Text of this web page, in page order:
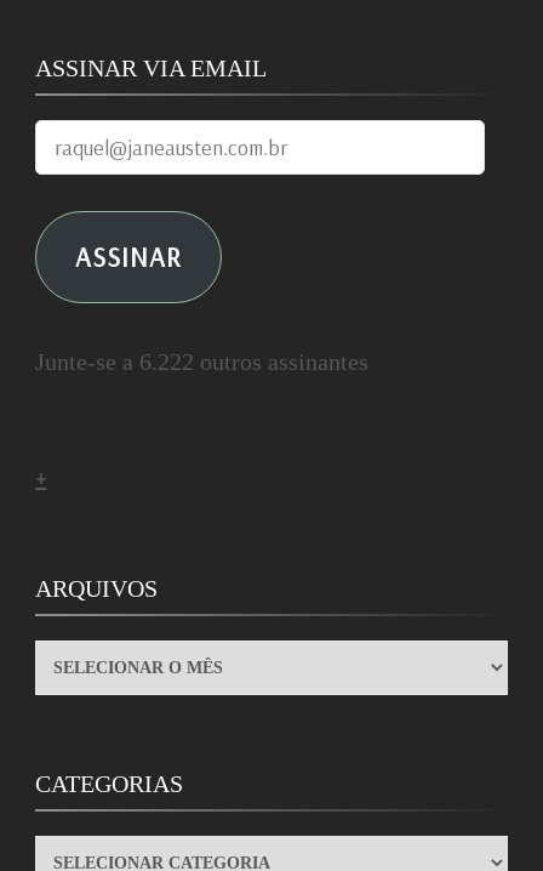
ASSINAR VIA EMAIL
raquel@janeausten.com.br
ASSINAR
Junte-se a 6.222 outros assinantes
+
ARQUIVOS
ARQUIVOS
CATEGORIAS
CATEGORIAS